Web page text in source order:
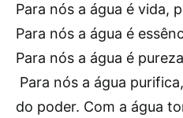
Para nós a água é vida,
Para nós a água é
Para nós a água é
Para nós a água
do poder. Com a água